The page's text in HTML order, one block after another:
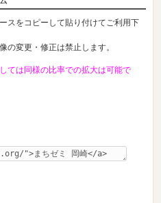
スをコピーして貼り付けてご利用下
の変更・修正は禁止します。
ては同様の比率での拡大は可能で